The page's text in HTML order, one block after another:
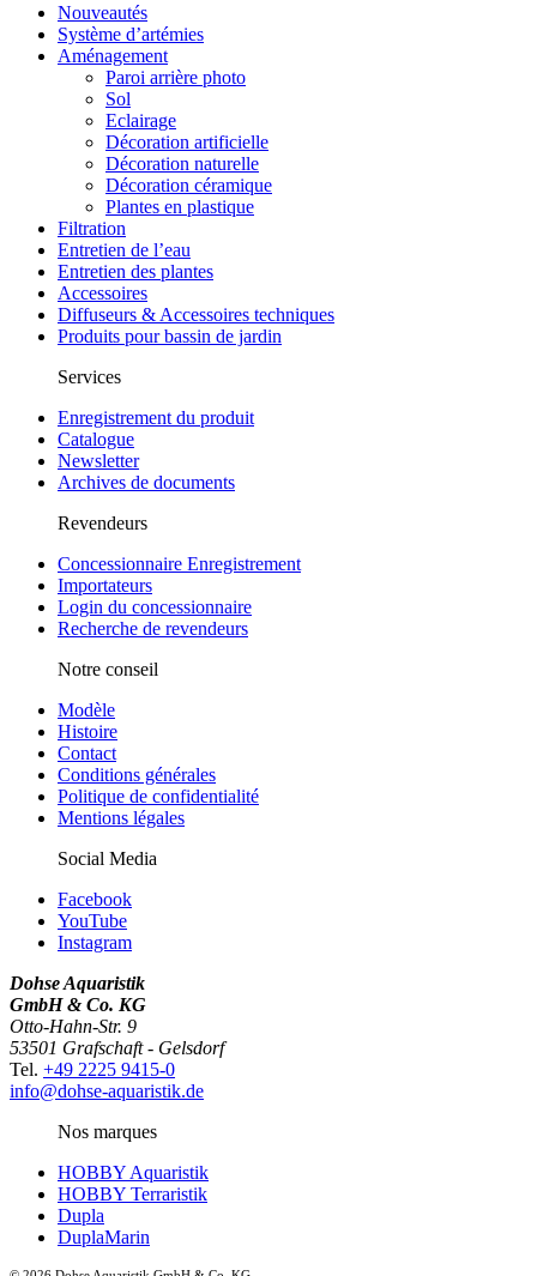
Nouveautés
Système d’artémies
Aménagement
Paroi arrière photo
Sol
Eclairage
Décoration artificielle
Décoration naturelle
Décoration céramique
Plantes en plastique
Filtration
Entretien de l’eau
Entretien des plantes
Accessoires
Diffuseurs & Accessoires techniques
Produits pour bassin de jardin
Services
Enregistrement du produit
Catalogue
Newsletter
Archives de documents
Revendeurs
Concessionnaire Enregistrement
Importateurs
Login du concessionnaire
Recherche de revendeurs
Notre conseil
Modèle
Histoire
Contact
Conditions générales
Politique de confidentialité
Mentions légales
Social Media
Facebook
YouTube
Instagram
Dohse Aquaristik
GmbH & Co. KG
Otto-Hahn-Str. 9
53501 Grafschaft - Gelsdorf
Tel. +49 2225 9415-0
info@dohse-aquaristik.de
Nos marques
HOBBY Aquaristik
HOBBY Terraristik
Dupla
DuplaMarin